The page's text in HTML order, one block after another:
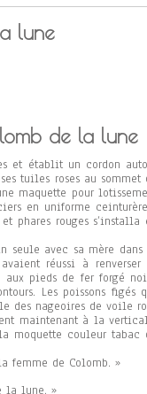
lune
de la lune
et établit un cordon
tuiles roses au sommet
maquette pour
en uniforme
rouges s’installa
seule avec sa mère dans
réussi à renverser
pieds de fer forgé
Les poissons figés
des nageoires de voile
maintenant à la
moquette couleur tabac
femme de Colomb. »
la lune. »